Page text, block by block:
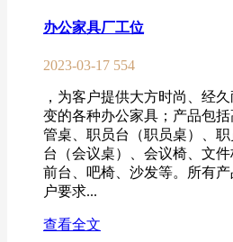
办公家具厂工位
2023-03-17 554
，为客户提供大方时尚、经
变的各种办公家具；产品包
管桌、职员台（职员桌）、
台（会议桌）、会议椅、文件
前台、吧椅、沙发等。所有
户要求...
查看全文